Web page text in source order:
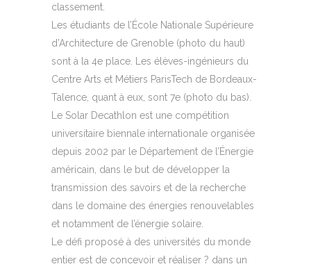
classement.
Les étudiants de l’École Nationale Supérieure
d’Architecture de Grenoble (photo du haut)
sont à la 4e place. Les élèves-ingénieurs du
Centre Arts et Métiers ParisTech de Bordeaux-
Talence, quant à eux, sont 7e (photo du bas).
Le Solar Decathlon est une compétition
universitaire biennale internationale organisée
depuis 2002 par le Département de l’Énergie
américain, dans le but de développer la
transmission des savoirs et de la recherche
dans le domaine des énergies renouvelables
et notamment de l’énergie solaire.
Le défi proposé à des universités du monde
entier est de concevoir et réaliser ? dans un